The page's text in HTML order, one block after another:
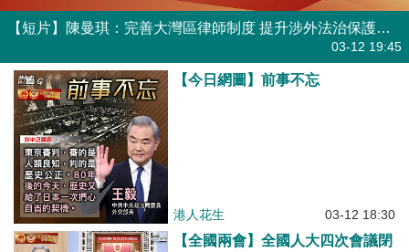
【短片】陳曼琪：完善大灣區律師制度 提升涉外法治保護能力
03-12 19:45
【今日網圖】前事不忘
港人花生 03-12 18:30
【全國兩會】全國人大四次會議閉